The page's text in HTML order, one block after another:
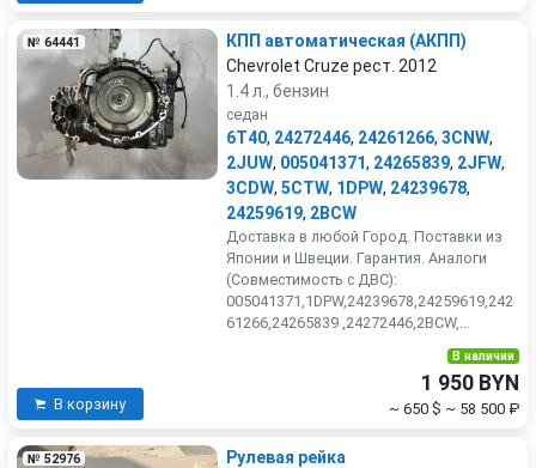
№ 64441
КПП автоматическая (АКПП)
Chevrolet Cruze рест. 2012
1.4 л., бензин
седан
6T40, 24272446, 24261266, 3CNW,
2JUW, 005041371, 24265839, 2JFW,
3CDW, 5CTW, 1DPW, 24239678,
24259619, 2BCW
Доставка в любой Город. Поставки из
Японии и Швеции. Гарантия. Аналоги
(Совместимость с ДВС):
005041371,1DPW,24239678,24259619,242
61266,24265839 ,24272446,2BCW,...
В корзину
В наличии
1 950 BYN
~ 650 $ ~ 58 500 ₽
№ 52976
Рулевая рейка